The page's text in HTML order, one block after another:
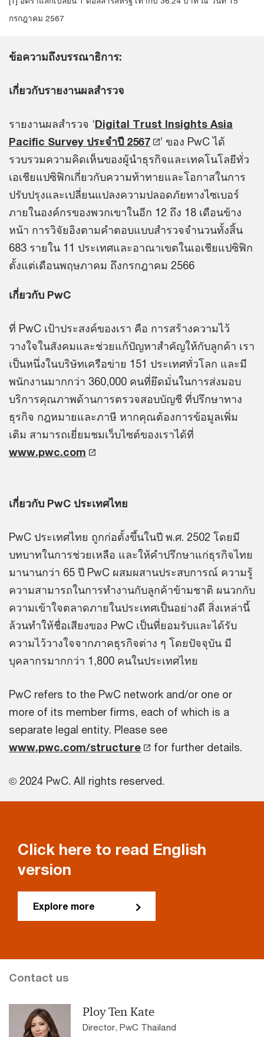
กรกฎาคม 2567
ข้อความถึงบรรณาธิการ:
เกี่ยวกับรายงานผลสำรวจ
รายงานผลสำรวจ ‘Digital Trust Insights Asia
Pacific Survey ประจำปี 2567
’ ของ PwC ได้
รวบรวมความคิดเห็นของผู้นำธุรกิจและเทคโนโลยีทั่ว
เอเชียแปซิฟิกเกี่ยวกับความท้าทายและโอกาสในการ
ปรับปรุงและเปลี่ยนแปลงความปลอดภัยทางไซเบอร์
ภายในองค์กรของพวกเขาในอีก 12 ถึง 18 เดือนข้าง
หน้า การวิจัยอิงตามคำตอบแบบสำรวจจำนวนทั้งสิ้น
683 รายใน 11 ประเทศและอาณาเขตในเอเชียแปซิฟิก
ตั้งแต่เดือนพฤษภาคม ถึงกรกฎาคม 2566
เกี่ยวกับ PwC
ที่ PwC เป้าประสงค์ของเรา คือ การสร้างความไว้
วางใจในสังคมและช่วยแก้ปัญหาสำคัญให้กับลูกค้า เรา
เป็นหนึ่งในบริษัทเครือข่าย 151 ประเทศทั่วโลก และมี
พนักงานมากกว่า 360,000 คนที่ยึดมั่นในการส่งมอบ
บริการคุณภาพด้านการตรวจสอบบัญชี ที่ปรึกษาทาง
ธุรกิจ กฎหมายและภาษี หากคุณต้องการข้อมูลเพิ่ม
เติม สามารถเยี่ยมชมเว็บไซต์ของเราได้ที่
www.pwc.com
เกี่ยวกับ PwC ประเทศไทย
PwC ประเทศไทย ถูกก่อตั้งขึ้นในปี พ.ศ. 2502 โดยมี
บทบาทในการช่วยเหลือ และให้คำปรึกษาแก่ธุรกิจไทย
มานานกว่า 65 ปี PwC ผสมผสานประสบการณ์ ความรู้
ความสามารถในการทำงานกับลูกค้าข้ามชาติ ผนวกกับ
ความเข้าใจตลาดภายในประเทศเป็นอย่างดี สิ่งเหล่านี้
ล้วนทำให้ชื่อเสียงของ PwC เป็นที่ยอมรับและได้รับ
ความไว้วางใจจากภาคธุรกิจต่าง ๆ โดยปัจจุบัน มี
บุคลากรมากกว่า 1,800 คนในประเทศไทย
PwC refers to the PwC network and/or one or
more of its member firms, each of which is a
separate legal entity. Please see
www.pwc.com/structure
for further details.
© 2024 PwC. All rights reserved.
Click here to read English
version
Explore more
Contact us
Ploy Ten Kate
Director, PwC Thailand